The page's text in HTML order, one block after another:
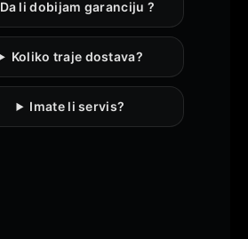
Da li dobijam garanciju ?
Koliko traje dostava?
Imate li servis?